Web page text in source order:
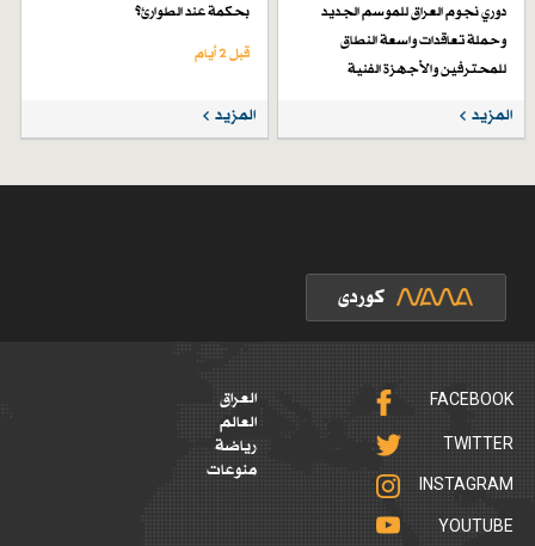
دوري نجوم العراق للموسم الجديد
وحملة تعاقدات واسعة النطاق
للمحترفين والأجهزة الفنية
قبل 6 أيام
المزيد
بحكمة عند الطوارئ؟
قبل 2 أيام
المزيد
FACEBOOK
TWITTER
INSTAGRAM
YOUTUBE
العراق
العالم
رياضة
منوعات